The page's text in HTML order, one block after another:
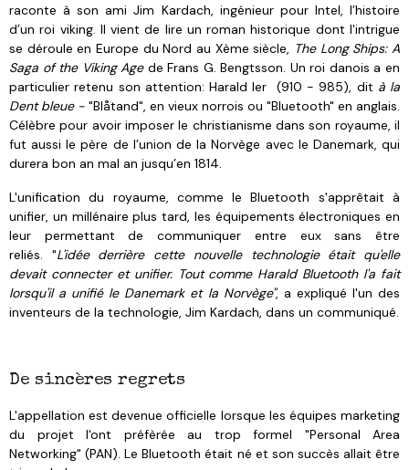
raconte à son ami Jim Kardach, ingénieur pour Intel, l’histoire
d’un roi viking. Il vient de lire un roman historique dont l'intrigue
se déroule en Europe du Nord au Xème siècle,
The Long Ships: A
Saga of the Viking Age de Frans G. Bengtsson. Un roi danois a en
particulier retenu son attention: Harald Ier (910 - 985), dit à la
Dent bleue - "Blåtand", en vieux norrois ou "Bluetooth" en anglais.
Célèbre pour avoir imposer le christianisme dans son royaume, il
fut aussi le père de l’union de la Norvège avec le Danemark, qui
durera bon an mal an jusqu’en 1814.
L'unification du royaume, comme le Bluetooth s'apprêtait à
unifier, un millénaire plus tard, les équipements électroniques en
leur permettant de communiquer entre eux sans être
reliés. "L'idée derrière cette nouvelle technologie était qu'elle
devait connecter et unifier. Tout comme Harald Bluetooth l'a fait
lorsqu'il a unifié le Danemark et la Norvège", a expliqué l'un des
inventeurs de la technologie, Jim Kardach, dans un communiqué.
De sincères regrets
L'appellation est devenue officielle lorsque les équipes marketing
du projet l'ont préfèrée au trop formel "Personal Area
Networking" (PAN). Le Bluetooth était né et son succès allait être